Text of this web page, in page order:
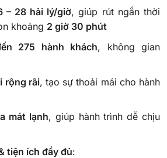
– 28 hải lý/giờ, giúp rút ngắn thời
khoảng 2 giờ 30 phút
275 hành khách, không gian
rộng rãi, tạo sự thoải mái cho hành
mát lạnh, giúp hành trình dễ chịu
tiện ích đầy đủ: